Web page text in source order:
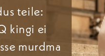
teile:
kingi ei
murdma